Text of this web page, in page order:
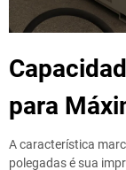
para
A característica
polegadas é sua